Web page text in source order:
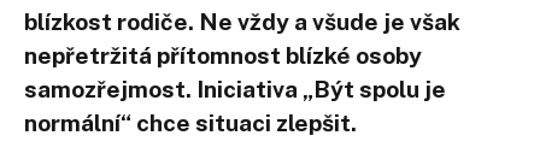
blízkost rodiče. Ne vždy a všude je však
nepřetržitá přítomnost blízké osoby
samozřejmost. Iniciativa „Být spolu je
normální“ chce situaci zlepšit.